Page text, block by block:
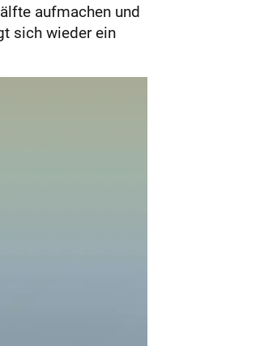
aufmachen und
sich wieder ein